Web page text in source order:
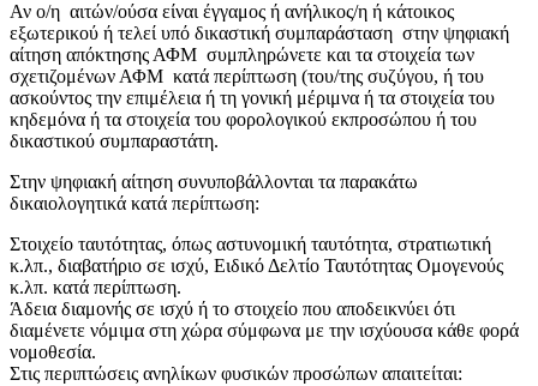
Αν ο/η αιτών/ούσα είναι έγγαμος ή ανήλικος/η ή κάτοικος
εξωτερικού ή τελεί υπό δικαστική συμπαράσταση στην ψηφιακή
αίτηση απόκτησης ΑΦΜ συμπληρώνετε και τα στοιχεία των
σχετιζομένων ΑΦΜ κατά περίπτωση (του/της συζύγου, ή του
ασκούντος την επιμέλεια ή τη γονική μέριμνα ή τα στοιχεία του
κηδεμόνα ή τα στοιχεία του φορολογικού εκπροσώπου ή του
δικαστικού συμπαραστάτη.
Στην ψηφιακή αίτηση συνυποβάλλονται τα παρακάτω
δικαιολογητικά κατά περίπτωση:
Στοιχείο ταυτότητας, όπως αστυνομική ταυτότητα, στρατιωτική
κ.λπ., διαβατήριο σε ισχύ, Ειδικό Δελτίο Ταυτότητας Ομογενούς
κ.λπ. κατά περίπτωση.
Άδεια διαμονής σε ισχύ ή το στοιχείο που αποδεικνύει ότι
διαμένετε νόμιμα στη χώρα σύμφωνα με την ισχύουσα κάθε φορά
νομοθεσία.
Στις περιπτώσεις ανηλίκων φυσικών προσώπων απαιτείται: